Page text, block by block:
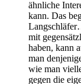
ähnliche
kann. Das
mit
haben, kann
man
wie man
gegen die